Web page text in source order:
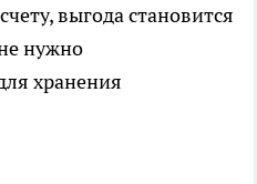
выгода становится
нужно
хранения